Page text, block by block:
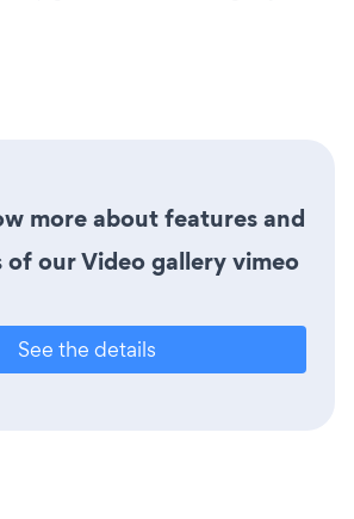
more about features and
our Video gallery vimeo
See the details